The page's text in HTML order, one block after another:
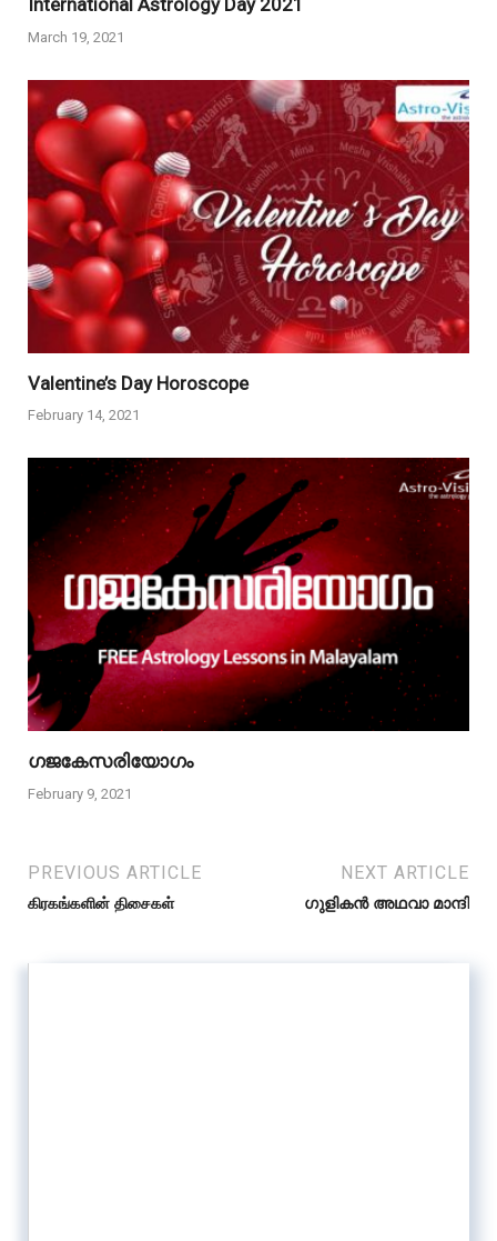
International Astrology Day 2021
March 19, 2021
Valentine’s Day Horoscope
February 14, 2021
ഗജകേസരിയോഗം
February 9, 2021
PREVIOUS ARTICLE
கிரகங்களின் திசைகள்
NEXT ARTICLE
ഗുളികൻ അഥവാ മാന്ദി